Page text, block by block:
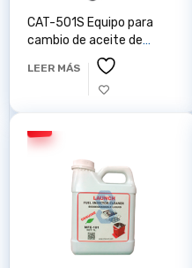
CAT-501S Equipo para
cambio de aceite de
transmisiones
automáticas Launch
LEER MÁS